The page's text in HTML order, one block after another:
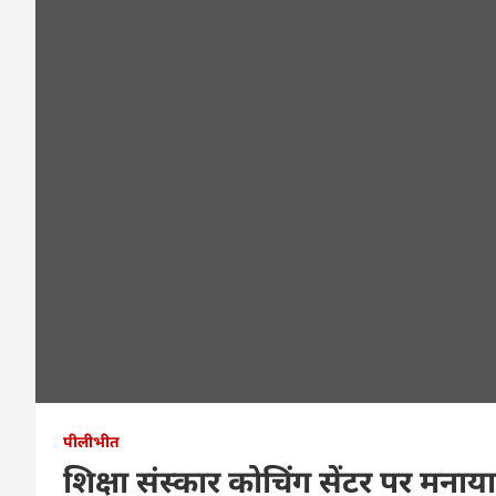
पीलीभीत
शिक्षा संस्कार कोचिंग सेंटर पर